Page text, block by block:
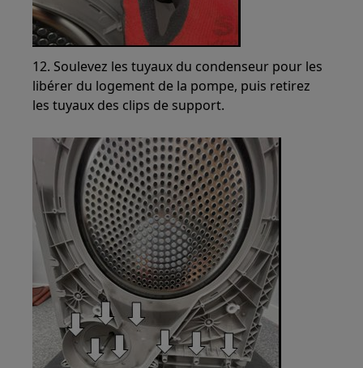
12. Soulevez les tuyaux du condenseur pour les
libérer du logement de la pompe, puis retirez
les tuyaux des clips de support.